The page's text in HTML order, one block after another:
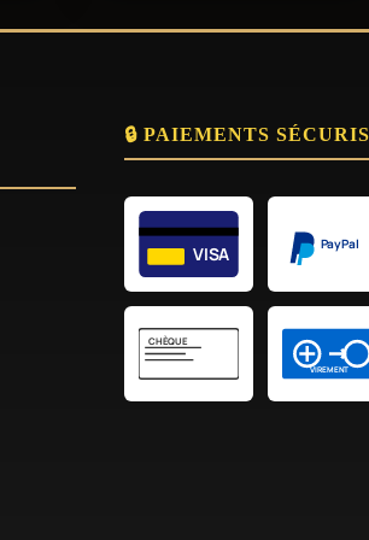
produit
variations.
options
peuvent
être
choisies
🔒 PAIEMENTS
VISA PayPal
CHÈQUE
VIREMENT